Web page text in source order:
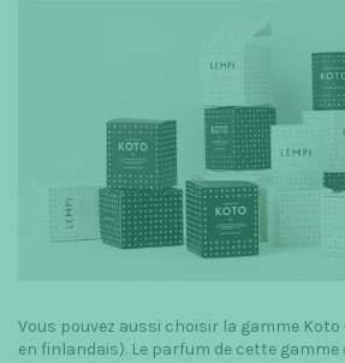
Vous pouvez aussi choisir la gamme
en finlandais). Le parfum de cette